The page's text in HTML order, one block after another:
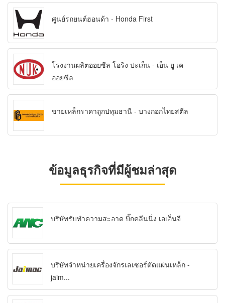
ศูนย์รถยนต์ฮอนด้า - Honda First
โรงงานผลิตออยซีล โอริง ปะเก็น - เอ็น ยู เค
ออยซีล
ขายเหล็กราคาถูกปทุมธานี - บางกอกไทยสตีล
ข้อมูลธุรกิจที่มีผู้ชมล่าสุด
บริษัทรับทำความสะอาด บิ๊กคลีนนิ่ง เอเอ็นจี
บริษัทจำหน่ายเครื่องจักรเลเซอร์ตัดแผ่นเหล็ก -
jaim...